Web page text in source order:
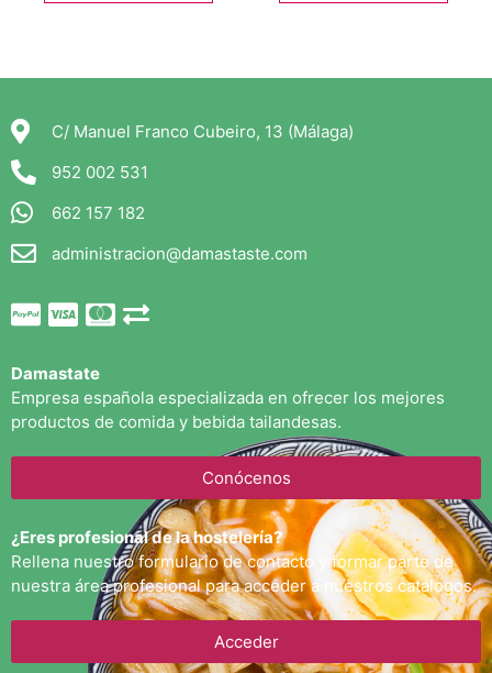
C/ Manuel Franco Cubeiro, 13 (Málaga)
952 002 531
662 157 182
administracion@damastaste.com
Damastate
Empresa española especializada en ofrecer los mejores
productos de comida y bebida tailandesas.
Conócenos
¿Eres profesional de la hostelería?
Rellena nuestro formulario de contacto y formar parte de
nuestra área profesional para acceder a nuestros catálogos.
Acceder